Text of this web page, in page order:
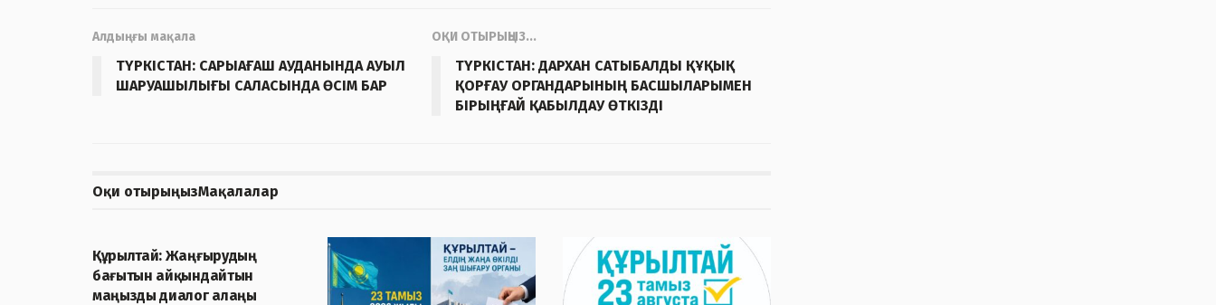
Алдыңғы мақала
ТҮРКІСТАН: САРЫАҒАШ АУДАНЫНДА АУЫЛ
ШАРУАШЫЛЫҒЫ САЛАСЫНДА ӨСІМ БАР
ОҚИ ОТЫРЫҢЫЗ...
ТҮРКІСТАН: ДАРХАН САТЫБАЛДЫ ҚҰҚЫҚ
ҚОРҒАУ ОРГАНДАРЫНЫҢ БАСШЫЛАРЫМЕН
БІРЫҢҒАЙ ҚАБЫЛДАУ ӨТКІЗДІ
Оқи отырыңызМақалалар
Құрылтай: Жаңғырудың
бағытын айқындайтын
маңызды диалог алаңы